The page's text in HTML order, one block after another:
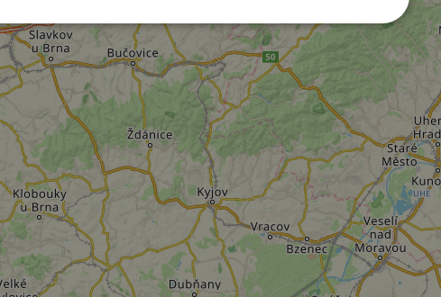
Targeting Funktionalität Unklassifizierte
Targeting Funktionalität Unklassifizierte
Kernfunktionen der Website wie die Benutzeranmeldung und die
kann die Website nicht ordnungsgemäß verwendet werden.
Beschreibung
1 Jahr 1
This cookie is associated with the Django web development
platform for Python. It is designed to help protect a site
against at particular type of software attack on web forms.